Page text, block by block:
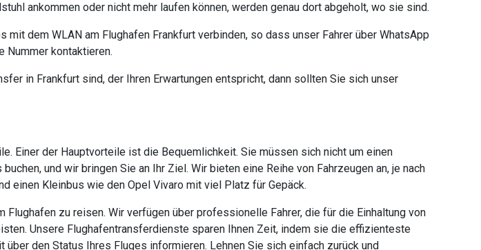
ankommen oder nicht mehr laufen können, werden genau dort abgeholt, wo sie sind.
dem WLAN am Flughafen Frankfurt verbinden, so dass unser Fahrer über WhatsApp
Nummer kontaktieren.
in Frankfurt sind, der Ihren Erwartungen entspricht, dann sollten Sie sich unser
Einer der Hauptvorteile ist die Bequemlichkeit. Sie müssen sich nicht um einen
und wir bringen Sie an Ihr Ziel. Wir bieten eine Reihe von Fahrzeugen an, je nach
einen Kleinbus wie den Opel Vivaro mit viel Platz für Gepäck.
zu reisen. Wir verfügen über professionelle Fahrer, die für die Einhaltung von
Unsere Flughafentransferdienste sparen Ihnen Zeit, indem sie die effizienteste
den Status Ihres Fluges informieren. Lehnen Sie sich einfach zurück und